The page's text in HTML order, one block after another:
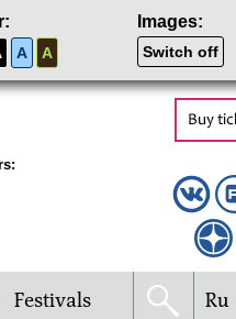
A A
Images:
Switch off
Buy
Festivals Ru